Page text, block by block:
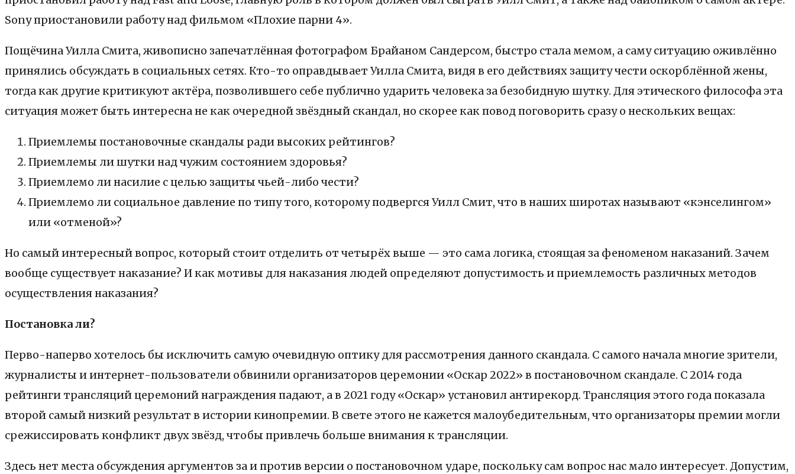
Sony приостановили работу над фильмом «Плохие парни 4».
Пощёчина Уилла Смита, живописно запечатлённая фотографом Брайаном Сандерсом, быстро стала мемом, а саму ситуацию оживлённо
принялись обсуждать в социальных сетях. Кто-то оправдывает Уилла Смита, видя в его действиях защиту чести оскорблённой жены,
тогда как другие критикуют актёра, позволившего себе публично ударить человека за безобидную шутку. Для этического философа эта
ситуация может быть интересна не как очередной звёздный скандал, но скорее как повод поговорить сразу о нескольких вещах:
Приемлемы постановочные скандалы ради высоких рейтингов?
Приемлемы ли шутки над чужим состоянием здоровья?
Приемлемо ли насилие с целью защиты чьей-либо чести?
Приемлемо ли социальное давление по типу того, которому подвергся Уилл Смит, что в наших широтах называют «кэнселингом»
или «отменой»?
Но самый интересный вопрос, который стоит отделить от четырёх выше — это сама логика, стоящая за феноменом наказаний. Зачем
вообще существует наказание? И как мотивы для наказания людей определяют допустимость и приемлемость различных методов
осуществления наказания?
Постановка ли?
Перво-наперво хотелось бы исключить самую очевидную оптику для рассмотрения данного скандала. С самого начала многие зрители,
журналисты и интернет-пользователи обвинили организаторов церемонии «Оскар 2022» в постановочном скандале. С 2014 года
рейтинги трансляций церемоний награждения падают, а в 2021 году «Оскар» установил антирекорд. Трансляция этого года показала
второй самый низкий результат в истории кинопремии. В свете этого не кажется малоубедительным, что организаторы премии могли
срежиссировать конфликт двух звёзд, чтобы привлечь больше внимания к трансляции.
Здесь нет места обсуждения аргументов за и против версии о постановочном ударе, поскольку сам вопрос нас мало интересует. Допустим,